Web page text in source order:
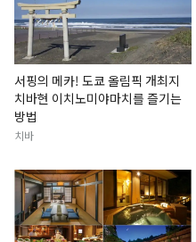
서핑의 메카! 도쿄 올림픽 개최지
치바현 이치노미야마치를 즐기는
방법
치바